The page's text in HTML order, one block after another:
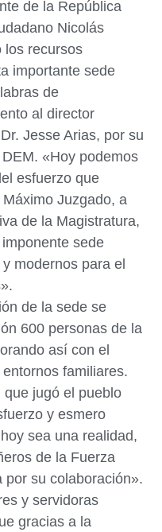
de la República
Nicolás
los recursos
importante sede
de
al director
Jesse Arias, por su
«Hoy podemos
esfuerzo que
Juzgado, a
de la Magistratura,
sede
modernos para el
de la sede se
600 personas de la
así con el
familiares.
jugó el pueblo
y esmero
sea una realidad,
de la Fuerza
por su colaboración».
y servidoras
gracias a la